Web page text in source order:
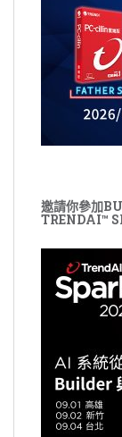
邀請你參加
TRENDAI™